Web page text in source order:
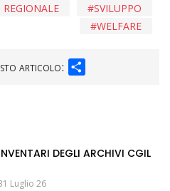
SVILUPPO
REGIONALE
WELFARE
articolo:
DEGLI ARCHIVI CGIL
Luglio 26